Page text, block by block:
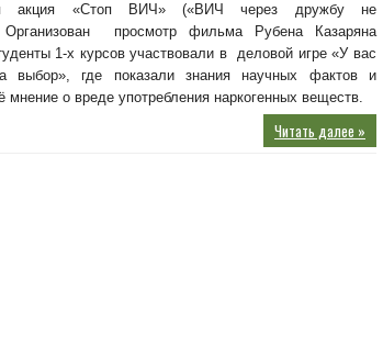
акция «Стоп ВИЧ» («ВИЧ через дружбу не
Организован просмотр фильма Рубена Казаряна
1-х курсов участвовали в деловой игре «У вас
выбор», где показали знания научных фактов и
мнение о вреде употребления наркогенных веществ.
Читать далее »